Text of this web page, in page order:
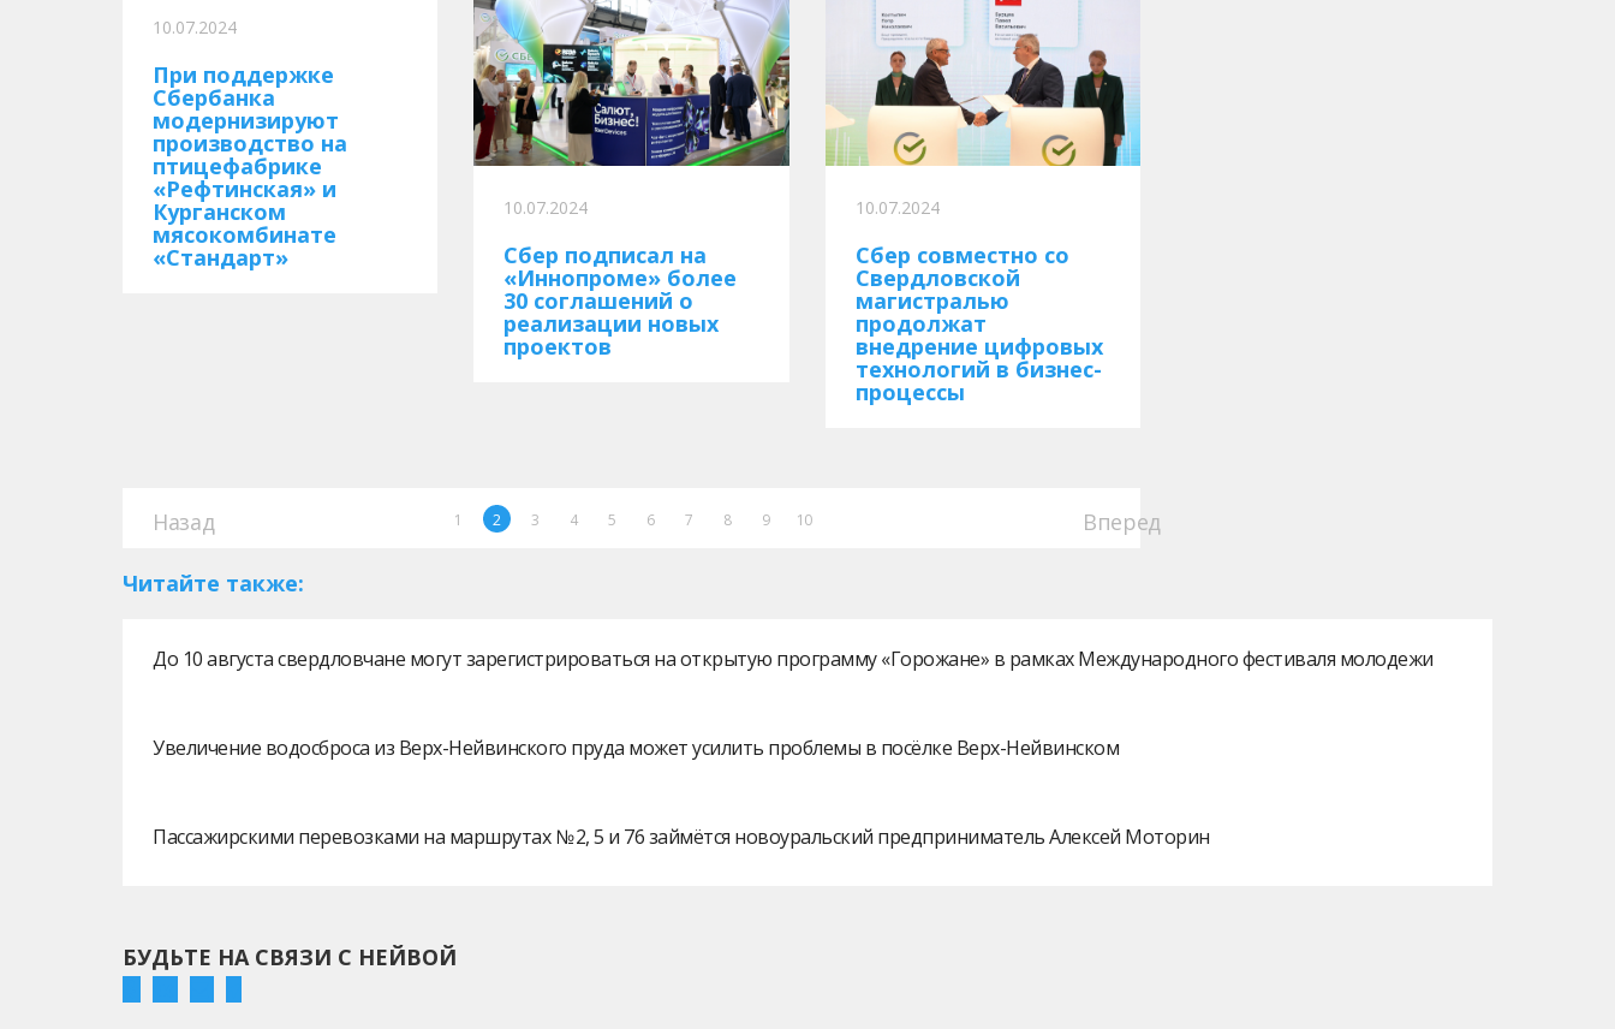
10.07.2024
При поддержке
Сбербанка
модернизируют
производство на
птицефабрике
«Рефтинская» и
Курганском
мясокомбинате
«Стандарт»
10.07.2024
Сбер подписал на
«Иннопроме» более
30 соглашений о
реализации новых
проектов
10.07.2024
Сбер совместно со
Свердловской
магистралью
продолжат
внедрение цифровых
технологий в бизнес-
процессы
Назад 1 2 3 4 5 6 7 8 9 10 Вперед
Читайте также:
До 10 августа свердловчане могут зарегистрироваться на открытую программу «Горожане» в рамках Международного фестиваля молодежи
Увеличение водосброса из Верх-Нейвинского пруда может усилить проблемы в посёлке Верх-Нейвинском
Пассажирскими перевозками на маршрутах № 2, 5 и 76 займётся новоуральский предприниматель Алексей Моторин
БУДЬТЕ НА СВЯЗИ С НЕЙВОЙ